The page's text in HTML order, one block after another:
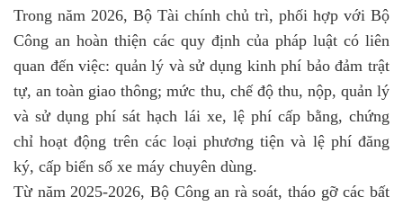
Trong năm 2026, Bộ Tài chính chủ trì, phối hợp với Bộ
Công an hoàn thiện các quy định của pháp luật có liên
quan đến việc: quản lý và sử dụng kinh phí bảo đảm trật
tự, an toàn giao thông; mức thu, chế độ thu, nộp, quản lý
và sử dụng phí sát hạch lái xe, lệ phí cấp bằng, chứng
chỉ hoạt động trên các loại phương tiện và lệ phí đăng
ký, cấp biển số xe máy chuyên dùng.
Từ năm 2025-2026, Bộ Công an rà soát, tháo gỡ các bất